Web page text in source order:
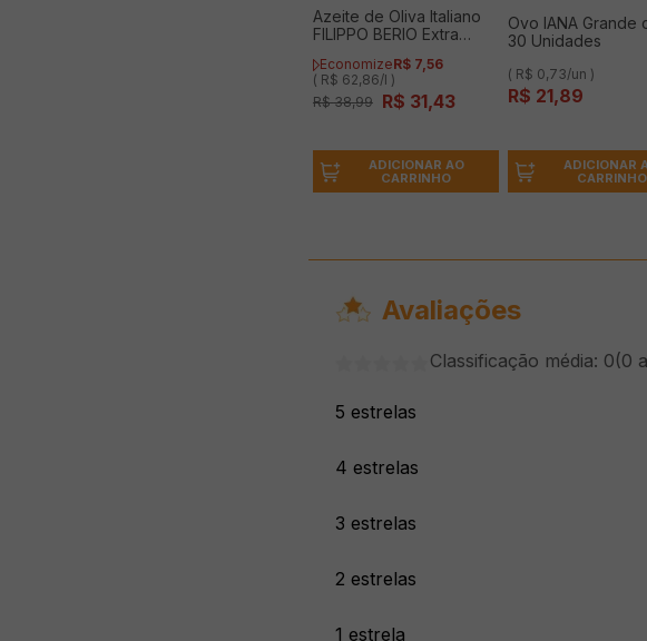
Azeite de Oliva Italiano
FILIPPO BERIO Extra
EconomizeR$ 7,56
( R$ 62,86/l )
R$ 38,99 R$ 31,43
ADICIONAR AO
CARRINHO
Ovo IANA Grande
30 Unidades
( R$ 0,73/un )
R$ 21,89
ADICIONAR
CARRINHO
Avaliações
Classificação média: 0(0
5 estrelas
4 estrelas
3 estrelas
2 estrelas
1 estrela